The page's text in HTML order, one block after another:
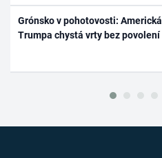
Grónsko v pohotovosti:
Trumpa chystá vrty bez povolení